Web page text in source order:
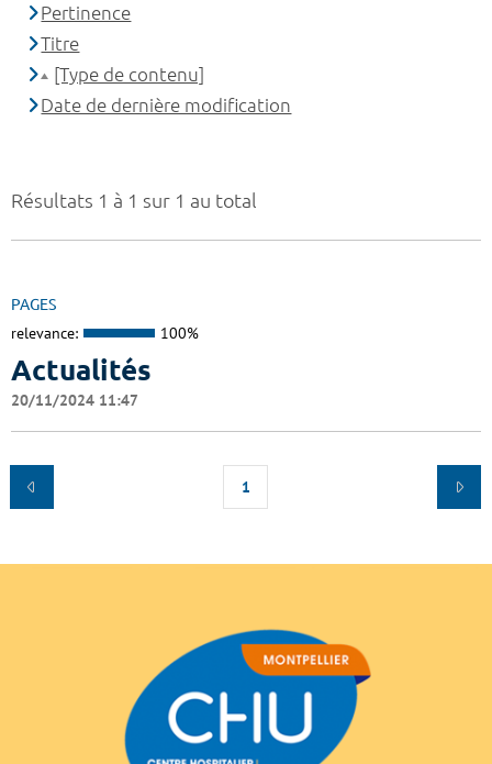
Résultats 1 à 1 sur 1 au total
PAGES
relevance: 100%
Actualités
20/11/2024 11:47
1
Pertinence
Titre
[Type de contenu]
Date de dernière modification